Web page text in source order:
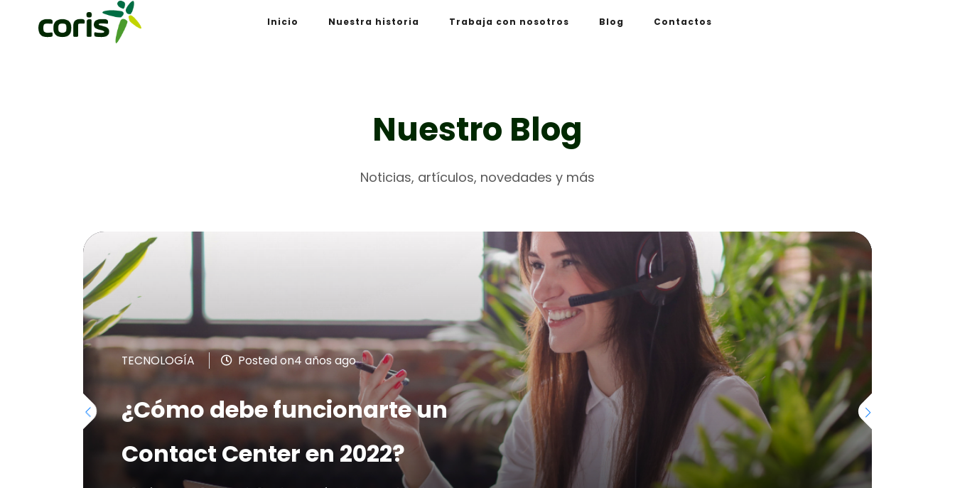
Inicio Nuestra historia Trabaja con nosotros Blog Contactos
Nuestro Blog
Noticias, artículos, novedades y más
TECNOLOGÍA Posted on4 años ago
¿Cómo debe funcionarte un
Contact Center en 2022?